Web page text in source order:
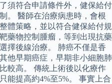
須符合申請條件外，健保給付
。 醫師在治療病患時，會根
體策略，並以符合健保給付規
藥物控制腫瘤，等到出現抗藥
擇後線治療。 肺癌不僅是香
他早期癌症，早期非小細胞肺
較高。 傳統上術後以化療作
能提高約4%至5%。 事實上合